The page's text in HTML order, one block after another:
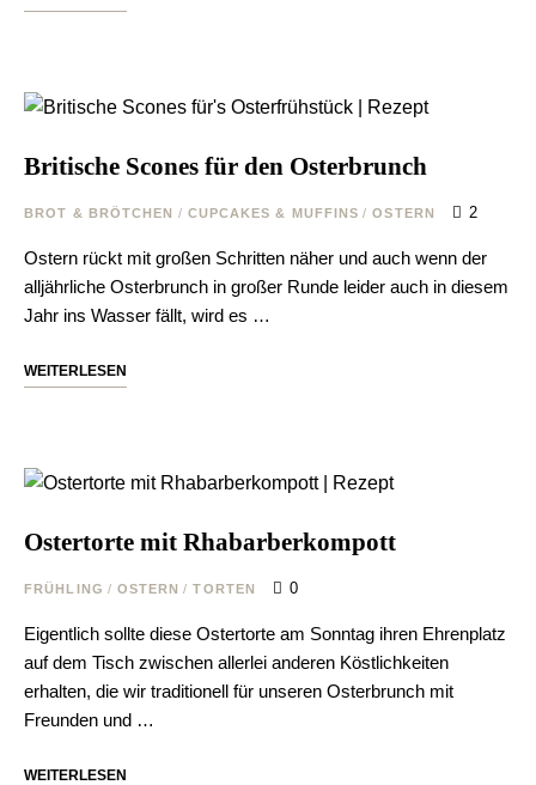
Britische Scones für den Osterbrunch
BROT & BRÖTCHEN / CUPCAKES & MUFFINS / OSTERN 2
Ostern rückt mit großen Schritten näher und auch wenn der
alljährliche Osterbrunch in großer Runde leider auch in diesem
Jahr ins Wasser fällt, wird es …
WEITERLESEN
Ostertorte mit Rhabarberkompott
FRÜHLING / OSTERN / TORTEN 0
Eigentlich sollte diese Ostertorte am Sonntag ihren Ehrenplatz
auf dem Tisch zwischen allerlei anderen Köstlichkeiten
erhalten, die wir traditionell für unseren Osterbrunch mit
Freunden und …
WEITERLESEN